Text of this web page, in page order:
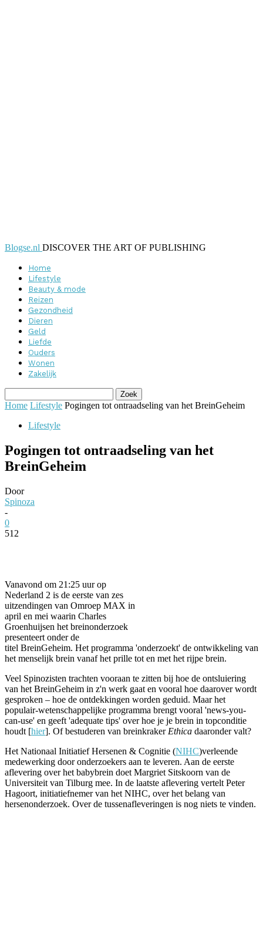
Blogse.nl DISCOVER THE ART OF PUBLISHING
Home
Lifestyle
Beauty & mode
Reizen
Gezondheid
Dieren
Geld
Liefde
Ouders
Wonen
Zakelijk
Home Lifestyle Pogingen tot ontraadseling van het BreinGeheim
Lifestyle
Pogingen tot ontraadseling van het
BreinGeheim
Door
Spinoza
-
0
512
Vanavond om 21:25 uur op
Nederland 2 is de eerste van zes
uitzendingen van Omroep MAX in
april en mei waarin Charles
Groenhuijsen het breinonderzoek
presenteert onder de
titel BreinGeheim. Het programma 'onderzoekt' de ontwikkeling van
het menselijk brein vanaf het prille tot en met het rijpe brein.
Veel Spinozisten trachten vooraan te zitten bij hoe de ontsluiering
van het BreinGeheim in z'n werk gaat en vooral hoe daarover wordt
gesproken – hoe de ontdekkingen worden geduid. Maar het
populair-wetenschappelijke programma brengt vooral 'news-you-
can-use' en geeft 'adequate tips' over hoe je je brein in topconditie
houdt [hier]. Of bestuderen van breinkraker Ethica daaronder valt?
Het Nationaal Initiatief Hersenen & Cognitie (NIHC)verleende
medewerking door onderzoekers aan te leveren. Aan de eerste
aflevering over het babybrein doet Margriet Sitskoorn van de
Universiteit van Tilburg mee. In de laatste aflevering vertelt Peter
Hagoort, initiatiefnemer van het NIHC, over het belang van
hersenonderzoek. Over de tussenafleveringen is nog niets te vinden.